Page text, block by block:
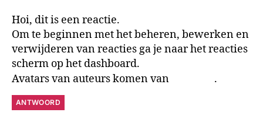
Hoi, dit is een reactie.
Om te beginnen met het beheren, bewerken en
verwijderen van reacties ga je naar het reacties
scherm op het dashboard.
Avatars van auteurs komen van
.
ANTWOORD